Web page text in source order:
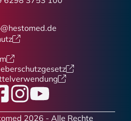
Instagram
YouTube
2026 - Alle Rechte